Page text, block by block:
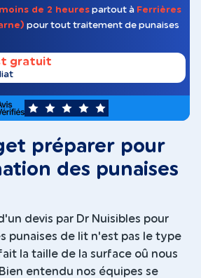
moins de 2 heures partout à Ferrières
pour tout traitement de punaises
gratuit
5
préparer pour
des punaises
devis par Dr Nuisibles pour
punaises de lit n'est pas le type
la taille de la surface oû nous
entendu nos équipes se